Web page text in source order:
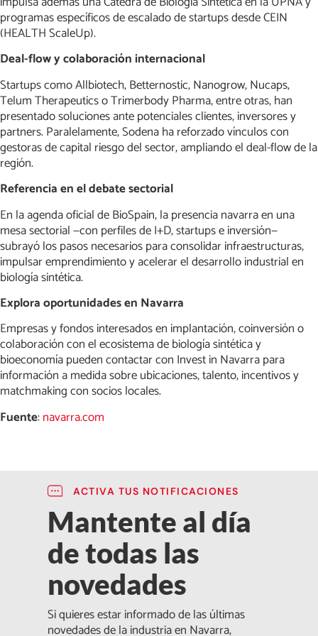
programas específicos de escalado de startups desde CEIN
(HEALTH ScaleUp).
Deal-flow y colaboración internacional
Startups como Allbiotech, Betternostic, Nanogrow, Nucaps,
Telum Therapeutics o Trimerbody Pharma, entre otras, han
presentado soluciones ante potenciales clientes, inversores y
partners. Paralelamente, Sodena ha reforzado vínculos con
gestoras de capital riesgo del sector, ampliando el deal-flow de la
región.
Referencia en el debate sectorial
En la agenda oficial de BioSpain, la presencia navarra en una
mesa sectorial —con perfiles de I+D, startups e inversión—
subrayó los pasos necesarios para consolidar infraestructuras,
impulsar emprendimiento y acelerar el desarrollo industrial en
biología sintética.
Explora oportunidades en Navarra
Empresas y fondos interesados en implantación, coinversión o
colaboración con el ecosistema de biología sintética y
bioeconomía pueden contactar con Invest in Navarra para
información a medida sobre ubicaciones, talento, incentivos y
matchmaking con socios locales.
Fuente:navarra.com
ACTIVA TUS NOTIFICACIONES
Mantente al día
de todas las
novedades
Si quieres estar informado de las últimas
novedades de la industria en Navarra,